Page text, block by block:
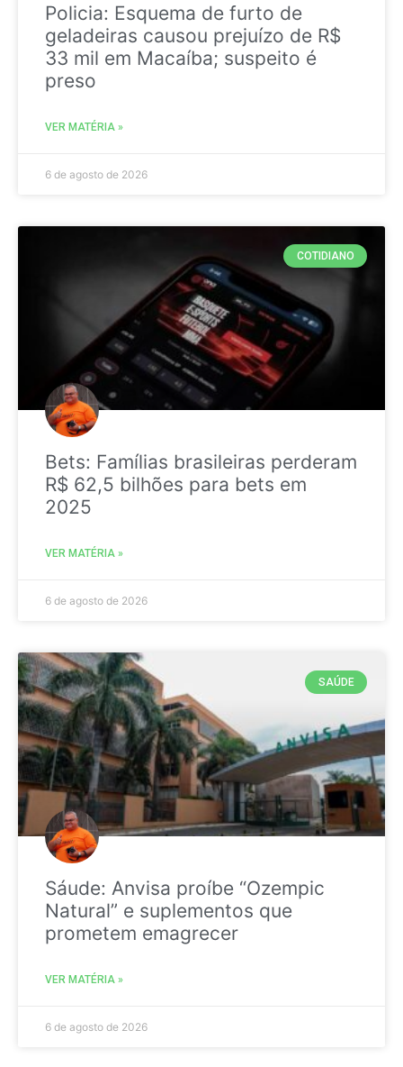
Policia: Esquema de furto de
geladeiras causou prejuízo de R$
33 mil em Macaíba; suspeito é
preso
VER MATÉRIA »
6 de agosto de 2026
COTIDIANO
Bets: Famílias brasileiras perderam
R$ 62,5 bilhões para bets em
2025
VER MATÉRIA »
6 de agosto de 2026
SAÚDE
Sáude: Anvisa proíbe “Ozempic
Natural” e suplementos que
prometem emagrecer
VER MATÉRIA »
6 de agosto de 2026